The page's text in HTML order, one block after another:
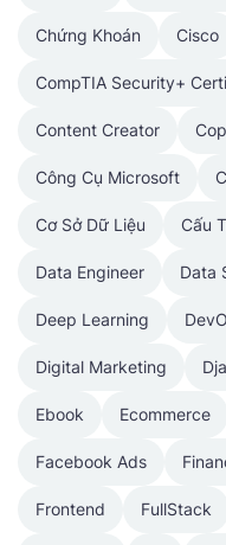
Chứng Khoán Cisco
CompTIA Security+
Content Creator
Công Cụ Microsoft
Cơ Sở Dữ Liệu Cấu
Data Engineer Data
Deep Learning
Digital Marketing
Ebook Ecommerce
Facebook Ads
Frontend FullStack